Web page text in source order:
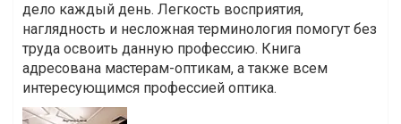
дело каждый день. Легкость восприятия,
наглядность и несложная терминология помогут без
труда освоить данную профессию. Книга
адресована мастерам-оптикам, а также всем
интересующимся профессией оптика.